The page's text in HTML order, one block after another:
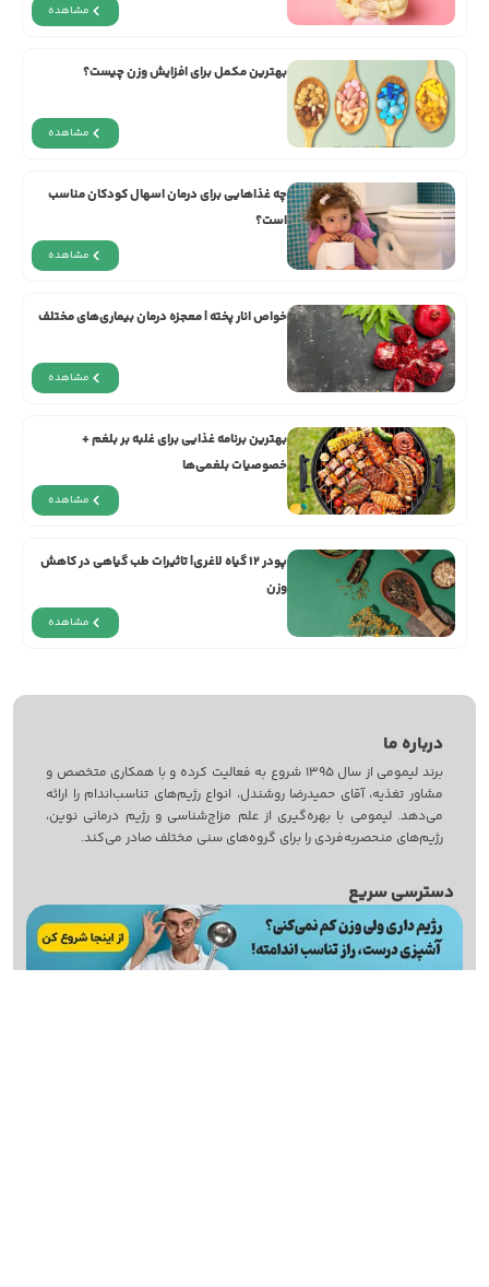
مشاهده
بهترین مکمل برای افزایش وزن چیست؟
مشاهده
چه غذاهایی برای درمان اسهال کودکان مناسب
است؟
مشاهده
خواص انار پخته | معجزه‌ درمان بیماری‌های مختلف
مشاهده
بهترین برنامه غذایی برای غلبه بر بلغم +
خصوصیات بلغمی‌ها
مشاهده
پودر ۱۲ گیاه لاغری| تاثیرات طب گیاهی در کاهش
وزن
مشاهده
درباره ما
برند لیمومی از سال 1395 شروع به فعالیت کرده و با همکاری متخصص و
مشاور تغذیه، آقای حمیدرضا روشندل، انواع رژیم‌های تناسب‌اندام را ارائه
می‌دهد. لیمومی با بهره‌گیری از علم مزاج‌‌شناسی و رژیم درمانی نوین،
رژیم‌های منحصربه‌فردی را برای گروه‌های سنی مختلف صادر می‌کند.
دسترسی سریع
خرید رژیم مزوبولیک
صفحه اصلی